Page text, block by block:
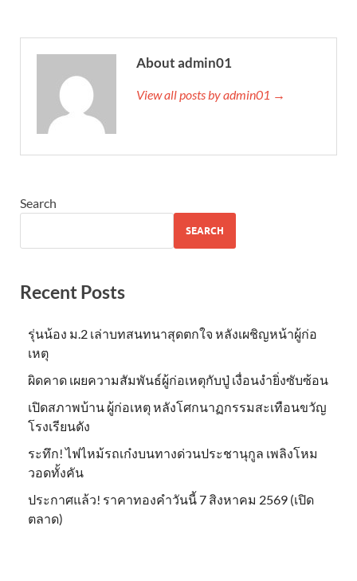
About admin01
View all posts by admin01 →
Search
SEARCH
Recent Posts
รุ่นน้อง ม.2 เล่าบทสนทนาสุดตกใจ หลังเผชิญหน้าผู้ก่อ
เหตุ
ผิดคาด เผยความสัมพันธ์ผู้ก่อเหตุกับปู่ เงื่อนงำยิ่งซับซ้อน
เปิดสภาพบ้าน ผู้ก่อเหตุ หลังโศกนาฏกรรมสะเทือนขวัญ
โรงเรียนดัง
ระทึก! ไฟไหม้รถเก๋งบนทางด่วนประชานุกูล เพลิงโหม
วอดทั้งคัน
ประกาศแล้ว! ราคาทองคำวันนี้ 7 สิงหาคม 2569 (เปิด
ตลาด)